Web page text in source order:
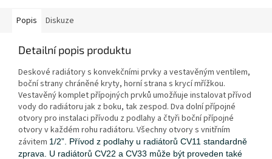
Popis Diskuze
Detailní popis produktu
Deskové radiátory s konvekčními prvky a vestavěným ventilem,
boční strany chráněné kryty, horní strana s krycí mřížkou.
Vestavěný komplet přípojných prvků umožňuje instalovat přívod
vody do radiátoru jak z boku, tak zespod. Dva dolní přípojné
otvory pro instalaci přívodu z podlahy a čtyři boční přípojné
otvory v každém rohu radiátoru. Všechny otvory s vnitřním
závitem 1/2”. Přívod z podlahy u radiátorů CV11 standardně
zprava. U radiátorů CV22 a CV33 může být proveden také